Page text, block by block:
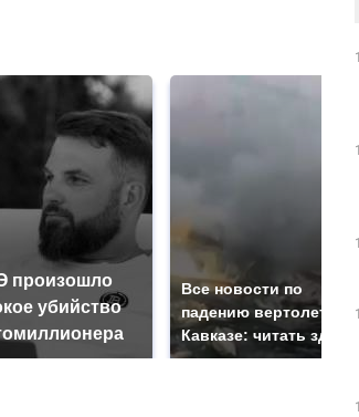
произошло
убийство
Все новости по
падению вертолета на
Кавказе: читать здесь